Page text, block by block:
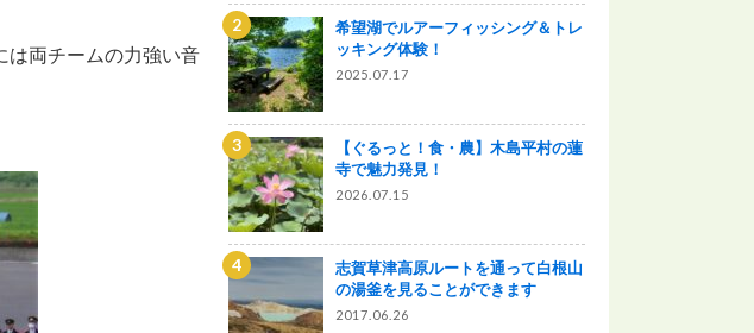
は両チームの力強い音
希望湖でルアーフィッシング＆トレ
ッキング体験！
2025.07.17
【ぐるっと！食・農】木島平村の蓮
寺で魅力発見！
2026.07.15
志賀草津高原ルートを通って白根山
の湯釜を見ることができます
2017.06.26